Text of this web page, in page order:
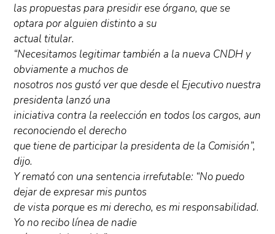
las propuestas para presidir ese órgano, que se
optara por alguien distinto a su
actual titular.
“Necesitamos legitimar también a la nueva CNDH y
obviamente a muchos de
nosotros nos gustó ver que desde el Ejecutivo nuestra
presidenta lanzó una
iniciativa contra la reelección en todos los cargos, aun
reconociendo el derecho
que tiene de participar la presidenta de la Comisión”,
dijo.
Y remató con una sentencia irrefutable: “No puedo
dejar de expresar mis puntos
de vista porque es mi derecho, es mi responsabilidad.
Yo no recibo línea de nadie